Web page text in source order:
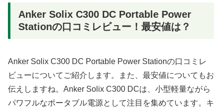
Anker Solix C300 DC Portable Power
Stationの口コミレビュー！最安値は？
Anker Solix C300 DC Portable Power Stationの口コミレ
ビューについてご紹介します。また、最安値についてもお
伝えしますね。Anker Solix C300 DCは、小型軽量ながら
パワフルなポータブル電源として注目を集めています。キ